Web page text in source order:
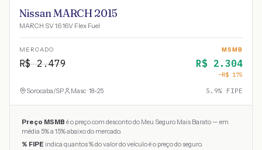
Nissan MARCH 2015
MARCH SV 1.6 16V Flex Fuel
MERCADO
R$2.479
MSMB
R$ 2.304
−R$ 175
Sorocaba/SP Masc · 18-25 5.9% FIPE
Preço MSMB é o preço com desconto do Meu Seguro Mais Barato — em
média 5% a 15% abaixo do mercado.
% FIPE indica quantos % do valor do veículo é o preço do seguro.